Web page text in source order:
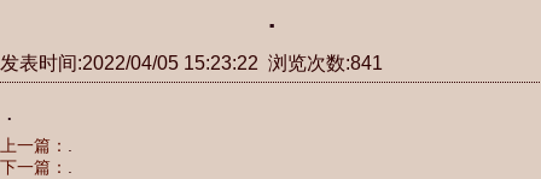
.
发表时间:2022/04/05 15:23:22 浏览次数:841
.
上一篇： .
下一篇： .